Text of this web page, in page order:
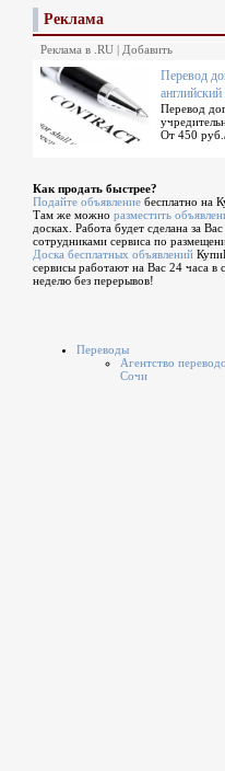
Реклама
Реклама в .RU | Добавить
Перевод
Перевод
От 450 руб./
Как продать быстрее?
Подайте объявление бесплатно на
Там же можно разместить
досках. Работа будет сделана за
сотрудниками сервиса по
Доска бесплатных объявлений
сервисы работают на Вас 24 часа в
неделю без перерывов!
Переводы
Агентство
Сочи